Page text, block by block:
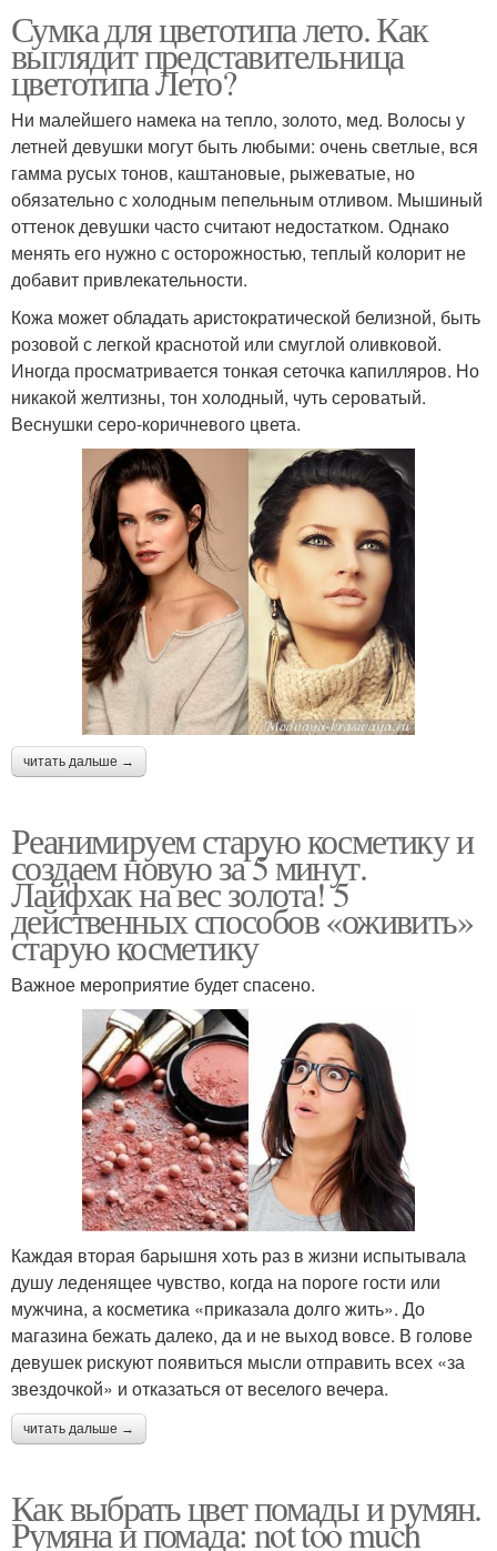
Сумка для цветотипа лето. Как
выглядит представительница
цветотипа Лето?
Ни малейшего намека на тепло, золото, мед. Волосы у
летней девушки могут быть любыми: очень светлые, вся
гамма русых тонов, каштановые, рыжеватые, но
обязательно с холодным пепельным отливом. Мышиный
оттенок девушки часто считают недостатком. Однако
менять его нужно с осторожностью, теплый колорит не
добавит привлекательности.
Кожа может обладать аристократической белизной, быть
розовой с легкой краснотой или смуглой оливковой.
Иногда просматривается тонкая сеточка капилляров. Но
никакой желтизны, тон холодный, чуть сероватый.
Веснушки серо-коричневого цвета.
читать дальше →
Реанимируем старую косметику и
создаем новую за 5 минут.
Лайфхак на вес золота! 5
действенных способов «оживить»
старую косметику
Важное мероприятие будет спасено.
Каждая вторая барышня хоть раз в жизни испытывала
душу леденящее чувство, когда на пороге гости или
мужчина, а косметика «приказала долго жить». До
магазина бежать далеко, да и не выход вовсе. В голове
девушек рискуют появиться мысли отправить всех «за
звездочкой» и отказаться от веселого вечера.
читать дальше →
Как выбрать цвет помады и румян.
Румяна и помада: not too much